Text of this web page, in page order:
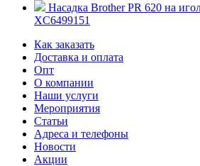
Насадка Brother PR 620 на
XC6499151
Как заказать
Доставка и оплата
Опт
О компании
Наши услуги
Мероприятия
Статьи
Адреса и телефоны
Новости
Акции